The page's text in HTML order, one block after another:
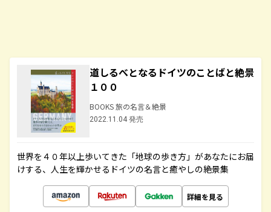
道しるべとなるドイツのことばと絶景
１００
BOOKS 旅の名言＆絶景
2022.11.04 発売
世界を４０年以上歩いてきた「地球の歩き方」があなたにお届
けする、人生を輝かせるドイツの名言と癒やしの絶景集
詳細を見る